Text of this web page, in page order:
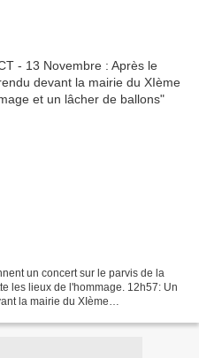
ballons
un concert sur le parvis de la
les lieux de l'hommage. 12h57: Un
la mairie du XIème